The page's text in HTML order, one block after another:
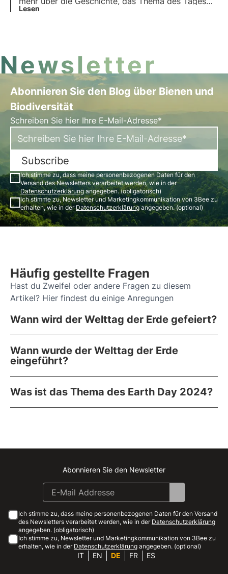
2024 und das Engagement von 3Bee für die
Lesen
Newsletter
Abonnieren Sie den Blog über Bienen und
Biodiversität
Schreiben Sie hier Ihre E-Mail-Adresse*
Subscribe
Ich stimme zu, dass meine personenbezogenen Daten für den
Versand des Newsletters verarbeitet werden, wie in der
Datenschutzerklärungangegeben. (obligatorisch)
Ich stimme zu, Newsletter und Marketingkommunikation von 3Bee zu
erhalten, wie in derDatenschutzerklärungangegeben. (optional)
Häufig gestellte Fragen
Hast du Zweifel oder andere Fragen zu diesem
Artikel? Hier findest du einige Anregungen
Wann wird der Welttag der Erde gefeiert?
Wann wurde der Welttag der Erde
eingeführt?
Was ist das Thema des Earth Day 2024?
Instagram
Facebook
Linkedin
Youtube
Abonnieren Sie den Newsletter
Ich stimme zu, dass meine personenbezogenen Daten für den Versand
des Newsletters verarbeitet werden, wie in der Datenschutzerklärung
angegeben. (obligatorisch)
Ich stimme zu, Newsletter und Marketingkommunikation von 3Bee zu
erhalten, wie in der Datenschutzerklärung angegeben. (optional)
IT EN DE FR ES